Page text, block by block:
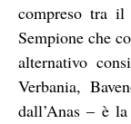
compreso tra
Sempione che
alternativo
Verbania,
dall’Anas – è